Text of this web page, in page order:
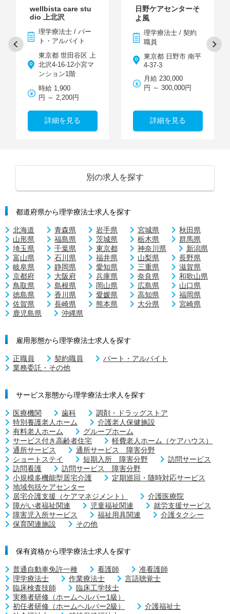
wellbista care stu
dio 上北沢
理学療法士 / パー
ト・アルバイト
東京都 世田谷区 上
北沢4-16-12小宮マ
ンション1階
時給 1,900
円 ～ 2,200円
詳細を見る
日野ケアセンターそ
よ風
理学療法士 / 契約
職員
東京都 日野市 南平
4-37-3
月給 230,000
円 ～ 300,000円
詳細を見る
別の求人を探す
都道府県から理学療法士求人を探す
北海道 青森県 岩手県 宮城県
秋田県
山形県
福島県 茨城県 栃木県
群馬県
埼玉県
千葉県 東京都 神奈川県
新潟県
富山県
石川県 福井県 山梨県
長野県
岐阜県
静岡県 愛知県 三重県
滋賀県
京都府
大阪府 兵庫県 奈良県
和歌山県
鳥取県
島根県 岡山県 広島県
山口県
徳島県
香川県 愛媛県 高知県
福岡県
佐賀県
長崎県 熊本県 大分県
宮崎県
鹿児島県
沖縄県
雇用形態から理学療法士求人を探す
正職員 契約職員
パート・アルバイト
業務委託・その他
サービス形態から理学療法士求人を探す
医療機関 歯科
調剤・ドラッグストア
特別養護老人ホーム
介護老人保健施設
有料老人ホーム
グループホーム
サービス付き高齢者住宅
軽費老人ホーム（ケアハウス）
通所サービス
通所サービス 障害分野
ショートステイ
短期入所 障害分野
訪問サービス
訪問看護
訪問サービス 障害分野
小規模多機能型居宅介護
定期巡回・随時対応サービス
地域包括ケアセンター
居宅介護支援（ケアマネジメント）
介護医療院
障がい者福祉関連
児童福祉関連
就労支援サービス
障害児入所サービス
福祉用具関連
介護タクシー
保育関連施設
その他
保有資格から理学療法士求人を探す
普通自動車免許一種 看護師
准看護師
理学療法士
作業療法士
言語聴覚士
臨床検査技師
臨床工学技士
実務者研修（ホームヘルパー1級）
初任者研修（ホームヘルパー2級）
介護福祉士